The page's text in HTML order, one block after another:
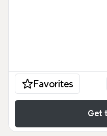
Favorites
Get